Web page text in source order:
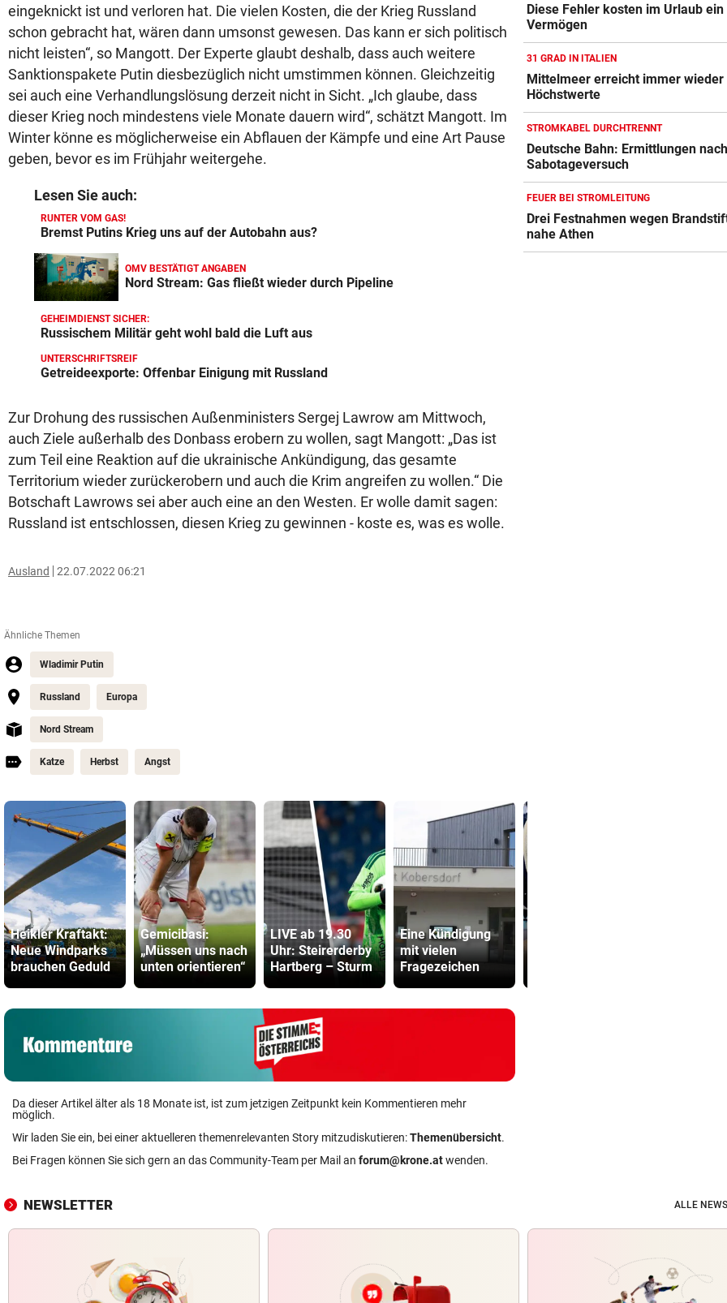
eingeknickt ist und verloren hat. Die vielen Kosten, die der Krieg Russland
schon gebracht hat, wären dann umsonst gewesen. Das kann er sich politisch
nicht leisten“, so Mangott. Der Experte glaubt deshalb, dass auch weitere
Sanktionspakete Putin diesbezüglich nicht umstimmen können. Gleichzeitig
sei auch eine Verhandlungslösung derzeit nicht in Sicht. „Ich glaube, dass
dieser Krieg noch mindestens viele Monate dauern wird“, schätzt Mangott. Im
Winter könne es möglicherweise ein Abflauen der Kämpfe und eine Art Pause
geben, bevor es im Frühjahr weitergehe.
Lesen Sie auch:
RUNTER VOM GAS!
Bremst Putins Krieg uns auf der Autobahn aus?
OMV BESTÄTIGT ANGABEN
Nord Stream: Gas fließt wieder durch Pipeline
GEHEIMDIENST SICHER:
Russischem Militär geht wohl bald die Luft aus
UNTERSCHRIFTSREIF
Getreideexporte: Offenbar Einigung mit Russland
Zur Drohung des russischen Außenministers Sergej Lawrow am Mittwoch,
auch Ziele außerhalb des Donbass erobern zu wollen, sagt Mangott: „Das ist
zum Teil eine Reaktion auf die ukrainische Ankündigung, das gesamte
Territorium wieder zurückerobern und auch die Krim angreifen zu wollen.“ Die
Botschaft Lawrows sei aber auch eine an den Westen. Er wolle damit sagen:
Russland ist entschlossen, diesen Krieg zu gewinnen - koste es, was es wolle.
Ausland 22.07.2022 06:21
Ähnliche Themen
Wladimir Putin
Russland Europa
Nord Stream
Katze Herbst Angst
Heikler Kraftakt:
Neue Windparks
brauchen Geduld
Gemicibasi:
„Müssen uns nach
unten orientieren“
LIVE ab 19.30
Uhr: Steirerderby
Hartberg – Sturm
Eine Kündigung
mit vielen
Fragezeichen
Da dieser Artikel älter als 18 Monate ist, ist zum jetzigen Zeitpunkt kein Kommentieren mehr
möglich.
Wir laden Sie ein, bei einer aktuelleren themenrelevanten Story mitzudiskutieren:Themenübersicht.
Bei Fragen können Sie sich gern an das Community-Team per Mail an forum@krone.atwenden.
„KRONE“-KOMMENTAR vor
Das Märchen der deutschen
Autobauer
Diese Fehler kosten im Urlaub ein
Vermögen
31 GRAD IN ITALIEN
Mittelmeer erreicht immer wieder
Höchstwerte
STROMKABEL DURCHTRENNT
Deutsche Bahn: Ermittlungen
Sabotageversuch
FEUER BEI STROMLEITUNG
Drei Festnahmen wegen
nahe Athen
NEWSLETTER ALLE